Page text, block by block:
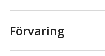
Förvaring